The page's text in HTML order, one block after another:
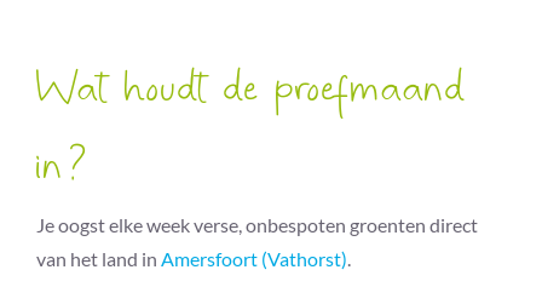
Wat houdt de proefmaand
in?
Je oogst elke week verse, onbespoten groenten direct
van het land in Amersfoort (Vathorst).